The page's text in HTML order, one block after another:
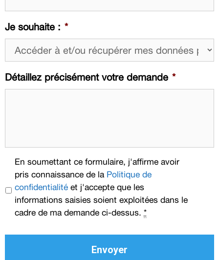
Je souhaite : *
Détaillez précisément votre demande *
CAPTCHA
Privacy *
En soumettant ce formulaire, j'affirme avoir
pris connaissance de la Politique de
confidentialité et j'accepte que les
informations saisies soient exploitées dans le
cadre de ma demande ci-dessus. *